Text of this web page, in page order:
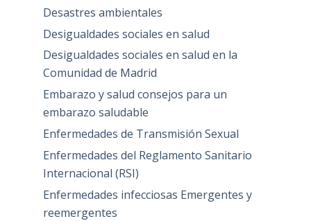
Desastres ambientales
Desigualdades sociales en salud
Desigualdades sociales en salud en la
Comunidad de Madrid
Embarazo y salud consejos para un
embarazo saludable
Enfermedades de Transmisión Sexual
Enfermedades del Reglamento Sanitario
Internacional (RSI)
Enfermedades infecciosas Emergentes y
reemergentes